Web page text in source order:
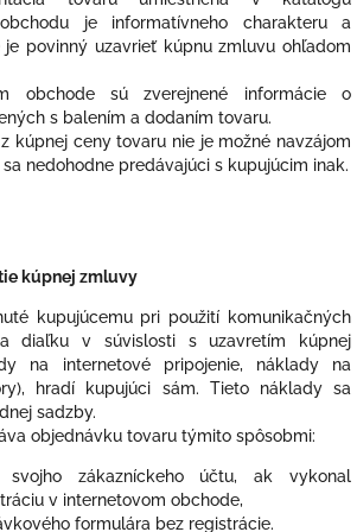
je informatívneho charakteru a
je povinný uzavrieť kúpnu zmluvu ohľadom
obchode sú zverejnené informácie o
s balením a dodaním tovaru.
kúpnej ceny tovaru nie je možné navzájom
nedohodne predávajúci s kupujúcim inak.
kúpnej zmluvy
kupujúcemu pri použití komunikačných
diaľku v súvislosti s uzavretím kúpnej
na internetové pripojenie, náklady na
hradí kupujúci sám. Tieto náklady sa
sadzby.
objednávku tovaru týmito spôsobmi:
svojho zákazníckeho účtu, ak vykonal
v internetovom obchode,
formulára bez registrácie.